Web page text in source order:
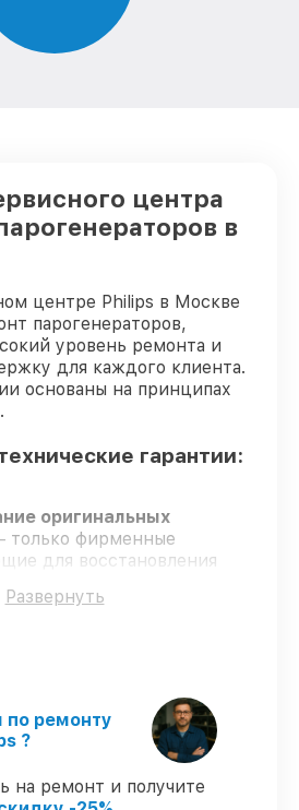
центра
в
центре Philips в Москве
парогенераторов,
уровень ремонта и
для каждого клиента.
основаны на принципах
гарантии:
оригинальных
только фирменные
для восстановления
– мастера проходят
гарантия на все виды работ.
Развернуть
по ремонту
?
на ремонт и получите